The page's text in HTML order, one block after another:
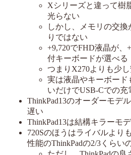
Xシリーズと違って樹
光らない
しかし、メモリの交
りではない
+9,720でFHD液晶が、
付キーボードが選べる
つまりX270よりも少
実は液晶やキーボード
いだけでUSB-Cでの充
ThinkPad13のオーダーモデ
遅い
ThinkPad13は結構キラーモ
720Sのほうはライバルより
性能のThinkPadの2/3くらい